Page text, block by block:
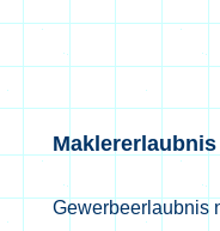
Gewerbeerlaubnis